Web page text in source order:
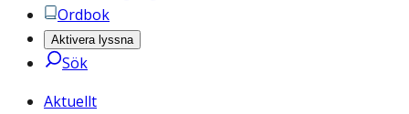
Ordbok
Aktivera lyssna
Sök
Aktuellt